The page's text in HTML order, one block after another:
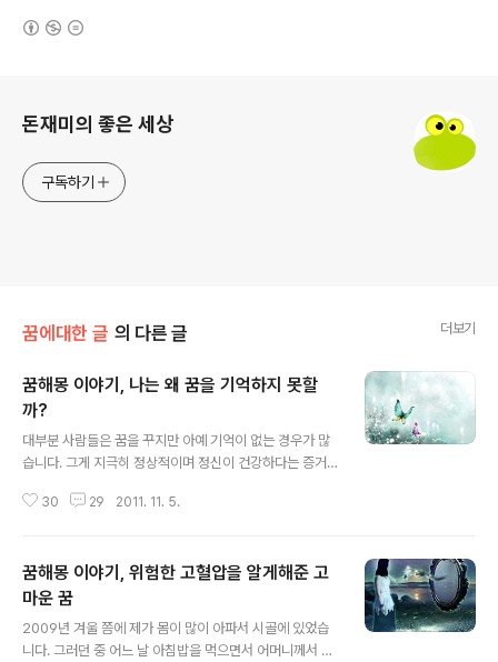
돈재미의 좋은 세상
구독하기
꿈에대한 글 의 다른 글 더보기
꿈해몽 이야기, 나는 왜 꿈을 기억하지 못할
까?
대부분 사람들은 꿈을 꾸지만 아예 기억이 없는 경우가 많
습니다. 그게 지극히 정상적이며 정신이 건강하다는 증거
에게도 중요한 꿈은 생생하게 기억하게 됩니다. 꿈은 굳이
니다. 예를 들어 중년의 어느 사람이 '나는 평생동안 꿈한번
꿈적이 없다.'고 한다면 대부분 자질구레한 잡꿈을 꾸었지
만 기억에서 모두 사라져 버리고, 또는 꿈으로 부터 예시 능
력이 아예 없는 사람으로 볼수도 있겠습니다만, 그런 사람
30 29 2011. 11. 5.
꿈해몽 이야기, 위험한 고혈압을 알게해준 고
마운 꿈
2009년 겨울 쯤에 제가 몸이 많이 아파서 시골에 있었습
니다. 그러던 중 어느 날 아침밥을 먹으면서 어머니께서 꿈